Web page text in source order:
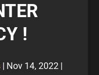
!
| Nov 14, 2022 |